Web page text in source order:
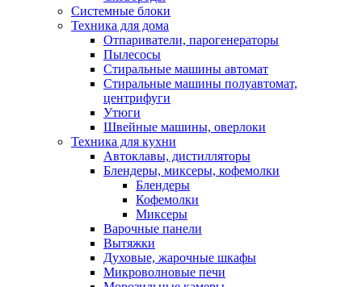
Системные блоки
Техника для дома
Отпариватели, парогенераторы
Пылесосы
Стиральные машины автомат
Стиральные машины полуавтомат,
центрифуги
Утюги
Швейные машины, оверлоки
Техника для кухни
Автоклавы, дистилляторы
Блендеры, миксеры, кофемолки
Блендеры
Кофемолки
Миксеры
Варочные панели
Вытяжки
Духовые, жарочные шкафы
Микроволновые печи